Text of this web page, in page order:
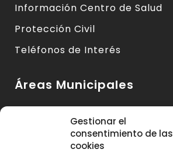
Gestionar el
consentimiento de las
cookies
Información Centro de Salud
Protección Civil
Teléfonos de Interés
Áreas Municipales
Urbanismo y Vivienda
Medio Ambiente y Sanidad